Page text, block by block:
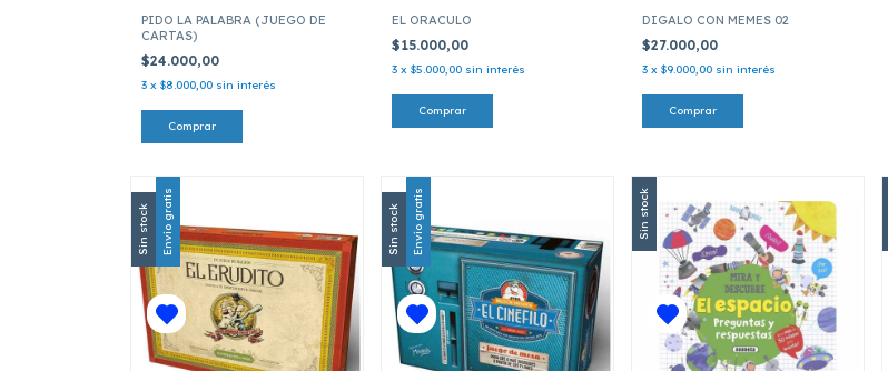
PIDO LA PALABRA (JUEGO DE
CARTAS)
$24.000,00
3 x $8.000,00 sin interés
EL ORACULO
$15.000,00
3 x $5.000,00 sin interés
DIGALO CON MEMES 02
$27.000,00
3 x $9.000,00 sin interés
Sin stock Envío gratis Sin stock Envío gratis Sin stock